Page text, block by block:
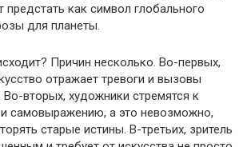
предстать как символ глобального
для планеты.
Причин несколько. Во-первых,
отражает тревоги и вызовы
вторых, художники стремятся к
и самовыражению, а это невозможно,
старые истины. В-третьих, зритель